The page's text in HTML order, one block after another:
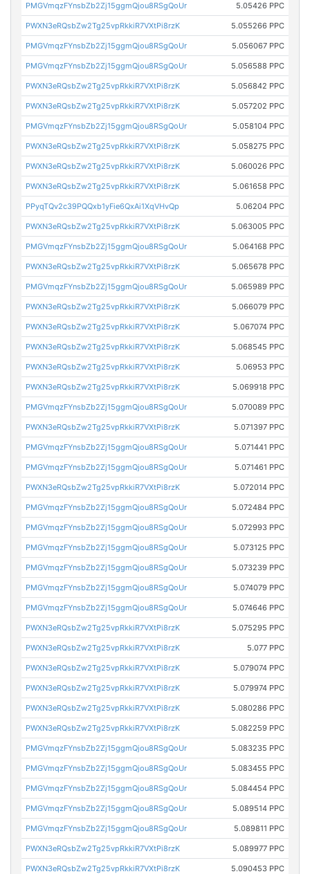
PMGVmqzFYnsbZb2Zj15ggmQjou8RSgQoUr 5.05426 PPC
PWXN3eRQsbZw2Tg25vpRkkiR7VXtPi8rzK 5.055266 PPC
PMGVmqzFYnsbZb2Zj15ggmQjou8RSgQoUr 5.056067 PPC
PMGVmqzFYnsbZb2Zj15ggmQjou8RSgQoUr 5.056588 PPC
PWXN3eRQsbZw2Tg25vpRkkiR7VXtPi8rzK 5.056842 PPC
PWXN3eRQsbZw2Tg25vpRkkiR7VXtPi8rzK 5.057202 PPC
PMGVmqzFYnsbZb2Zj15ggmQjou8RSgQoUr 5.058104 PPC
PWXN3eRQsbZw2Tg25vpRkkiR7VXtPi8rzK 5.058275 PPC
PWXN3eRQsbZw2Tg25vpRkkiR7VXtPi8rzK 5.060026 PPC
PWXN3eRQsbZw2Tg25vpRkkiR7VXtPi8rzK 5.061658 PPC
PPyqTQv2c39PQQxb1yFie6QxAi1XqVHvQp 5.06204 PPC
PWXN3eRQsbZw2Tg25vpRkkiR7VXtPi8rzK 5.063005 PPC
PMGVmqzFYnsbZb2Zj15ggmQjou8RSgQoUr 5.064168 PPC
PWXN3eRQsbZw2Tg25vpRkkiR7VXtPi8rzK 5.065678 PPC
PMGVmqzFYnsbZb2Zj15ggmQjou8RSgQoUr 5.065989 PPC
PWXN3eRQsbZw2Tg25vpRkkiR7VXtPi8rzK 5.066079 PPC
PWXN3eRQsbZw2Tg25vpRkkiR7VXtPi8rzK 5.067074 PPC
PWXN3eRQsbZw2Tg25vpRkkiR7VXtPi8rzK 5.068545 PPC
PWXN3eRQsbZw2Tg25vpRkkiR7VXtPi8rzK 5.06953 PPC
PWXN3eRQsbZw2Tg25vpRkkiR7VXtPi8rzK 5.069918 PPC
PMGVmqzFYnsbZb2Zj15ggmQjou8RSgQoUr 5.070089 PPC
PWXN3eRQsbZw2Tg25vpRkkiR7VXtPi8rzK 5.071397 PPC
PMGVmqzFYnsbZb2Zj15ggmQjou8RSgQoUr 5.071441 PPC
PMGVmqzFYnsbZb2Zj15ggmQjou8RSgQoUr 5.071461 PPC
PWXN3eRQsbZw2Tg25vpRkkiR7VXtPi8rzK 5.072014 PPC
PMGVmqzFYnsbZb2Zj15ggmQjou8RSgQoUr 5.072484 PPC
PMGVmqzFYnsbZb2Zj15ggmQjou8RSgQoUr 5.072993 PPC
PMGVmqzFYnsbZb2Zj15ggmQjou8RSgQoUr 5.073125 PPC
PMGVmqzFYnsbZb2Zj15ggmQjou8RSgQoUr 5.073239 PPC
PMGVmqzFYnsbZb2Zj15ggmQjou8RSgQoUr 5.074079 PPC
PMGVmqzFYnsbZb2Zj15ggmQjou8RSgQoUr 5.074646 PPC
PWXN3eRQsbZw2Tg25vpRkkiR7VXtPi8rzK 5.075295 PPC
PWXN3eRQsbZw2Tg25vpRkkiR7VXtPi8rzK 5.077 PPC
PWXN3eRQsbZw2Tg25vpRkkiR7VXtPi8rzK 5.079074 PPC
PWXN3eRQsbZw2Tg25vpRkkiR7VXtPi8rzK 5.079974 PPC
PWXN3eRQsbZw2Tg25vpRkkiR7VXtPi8rzK 5.080286 PPC
PWXN3eRQsbZw2Tg25vpRkkiR7VXtPi8rzK 5.082259 PPC
PMGVmqzFYnsbZb2Zj15ggmQjou8RSgQoUr 5.083235 PPC
PMGVmqzFYnsbZb2Zj15ggmQjou8RSgQoUr 5.083455 PPC
PMGVmqzFYnsbZb2Zj15ggmQjou8RSgQoUr 5.084454 PPC
PMGVmqzFYnsbZb2Zj15ggmQjou8RSgQoUr 5.089514 PPC
PMGVmqzFYnsbZb2Zj15ggmQjou8RSgQoUr 5.089811 PPC
PWXN3eRQsbZw2Tg25vpRkkiR7VXtPi8rzK 5.089977 PPC
PWXN3eRQsbZw2Tg25vpRkkiR7VXtPi8rzK 5.090453 PPC